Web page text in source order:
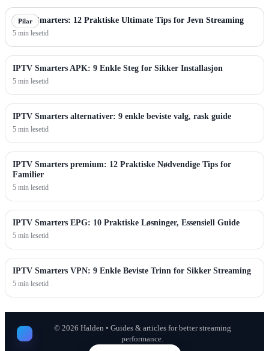
Pilar
IPTV Smarters: 12 Praktiske Ultimate Tips for Jevn Streaming
5 min lesetid
IPTV Smarters APK: 9 Enkle Steg for Sikker Installasjon
5 min lesetid
IPTV Smarters alternativer: 9 enkle beviste valg, rask guide
5 min lesetid
IPTV Smarters premium: 12 Praktiske Nødvendige Tips for
Familier
5 min lesetid
IPTV Smarters EPG: 10 Praktiske Løsninger, Essensiell Guide
5 min lesetid
IPTV Smarters VPN: 9 Enkle Beviste Trinn for Sikker Streaming
5 min lesetid
© 2026 Halden • Guides & articles for better streaming
performance.